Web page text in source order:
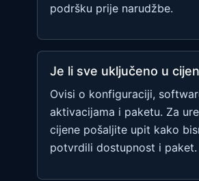
podršku prije narudžbe.
Je li sve uključeno u
Ovisi o konfiguraciji,
aktivacijama i paketu. Za
cijene pošaljite upit kako
potvrdili dostupnost i paket.